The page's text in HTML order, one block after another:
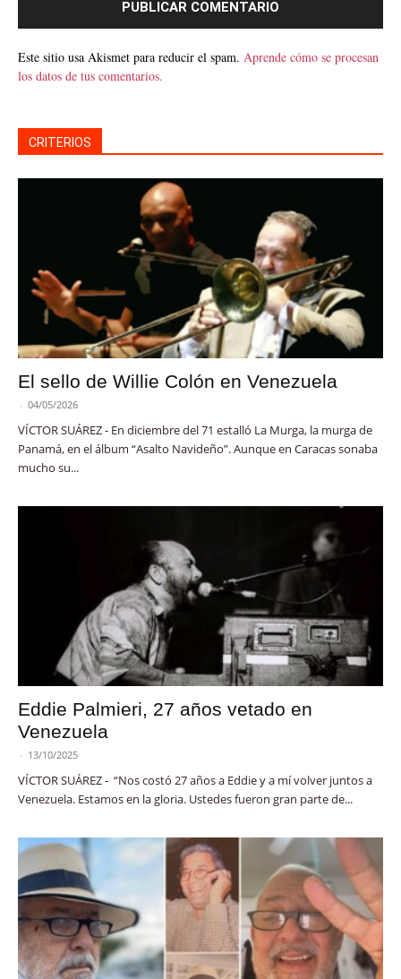
Este sitio usa Akismet para reducir el spam. Aprende cómo se procesan
los datos de tus comentarios.
CRITERIOS
El sello de Willie Colón en Venezuela
- 04/05/2026
VÍCTOR SUÁREZ - En diciembre del 71 estalló La Murga, la murga de
Panamá, en el álbum “Asalto Navideño”. Aunque en Caracas sonaba
mucho su...
Eddie Palmieri, 27 años vetado en
Venezuela
- 13/10/2025
VÍCTOR SUÁREZ - “Nos costó 27 años a Eddie y a mí volver juntos a
Venezuela. Estamos en la gloria. Ustedes fueron gran parte de...